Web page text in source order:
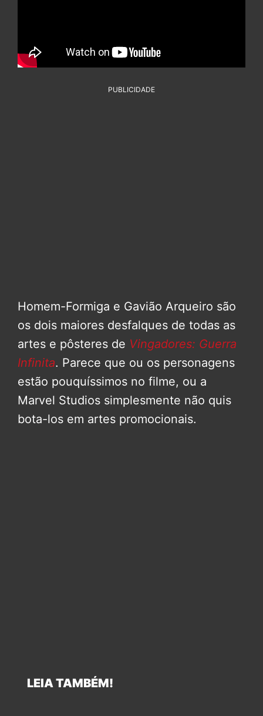
PUBLICIDADE
Homem-Formiga e Gavião Arqueiro são
os dois maiores desfalques de todas as
artes e pôsteres de Vingadores: Guerra
Infinita. Parece que ou os personagens
estão pouquíssimos no filme, ou a
Marvel Studios simplesmente não quis
bota-los em artes promocionais.
LEIA TAMBÉM!